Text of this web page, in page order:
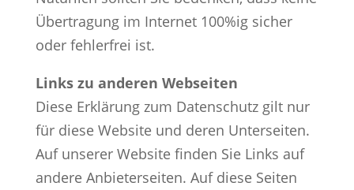
Übertragung im Internet 100%ig sicher
oder fehlerfrei ist.
Links zu anderen Webseiten
Diese Erklärung zum Datenschutz gilt nur
für diese Website und deren Unterseiten.
Auf unserer Website finden Sie Links auf
andere Anbieterseiten. Auf diese Seiten